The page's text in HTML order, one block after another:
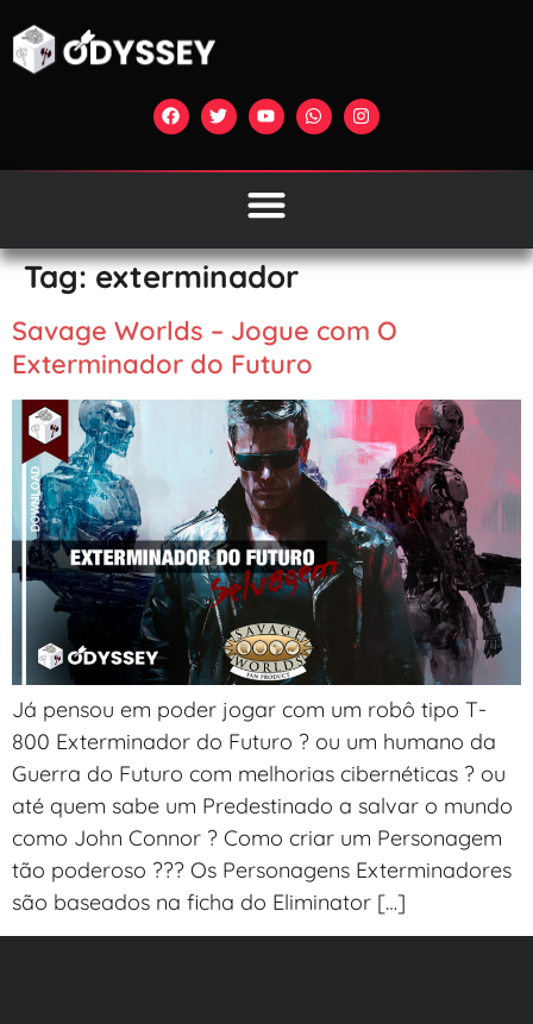
Tag:exterminador
Savage Worlds – Jogue com O
Exterminador do Futuro
Já pensou em poder jogar com um robô tipo T-
800 Exterminador do Futuro ? ou um humano da
Guerra do Futuro com melhorias cibernéticas ? ou
até quem sabe um Predestinado a salvar o mundo
como John Connor ? Como criar um Personagem
tão poderoso ??? Os Personagens Exterminadores
são baseados na ficha do Eliminator […]